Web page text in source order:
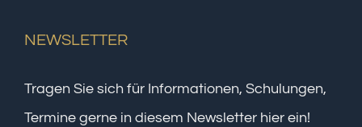
NEWSLETTER
Tragen Sie sich für Informationen, Schulungen,
Termine gerne in diesem Newsletter hier ein!